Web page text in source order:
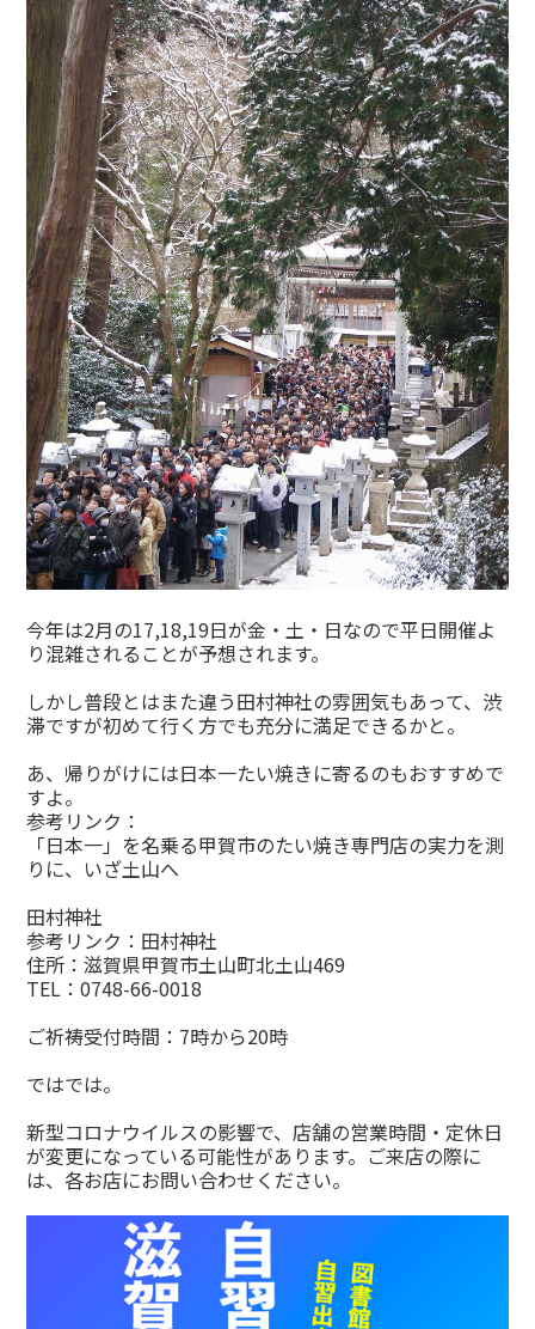
今年は2月の17,18,19日が金・土・日なので平日開催よ
り混雑されることが予想されます。
しかし普段とはまた違う田村神社の雰囲気もあって、渋
滞ですが初めて行く方でも充分に満足できるかと。
あ、帰りがけには日本一たい焼きに寄るのもおすすめで
すよ。
参考リンク：
「日本一」を名乗る甲賀市のたい焼き専門店の実力を測
りに、いざ土山へ
田村神社
参考リンク： 田村神社
住所：滋賀県甲賀市土山町北土山469
TEL：0748-66-0018
ご祈祷受付時間：7時から20時
ではでは。
新型コロナウイルスの影響で、店舗の営業時間・定休日
が変更になっている可能性があります。ご来店の際に
は、各お店にお問い合わせください。